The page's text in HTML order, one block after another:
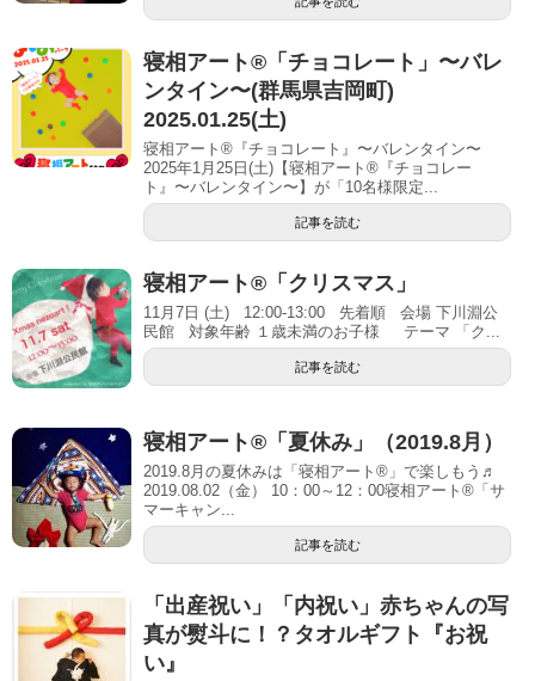
寝相アート®「チョコレート」〜バレ
ンタイン〜(群馬県吉岡町)
2025.01.25(土)
寝相アート®『チョコレート』〜バレンタイン〜
2025年1月25日(土)【寝相アート®︎『チョコレー
ト』〜バレンタイン〜】が「10名様限定...
記事を読む
寝相アート®「クリスマス」
11月7日 (土) 12:00-13:00 先着順 会場 下川淵公
民館 対象年齢 １歳未満のお子様 テーマ 「ク...
記事を読む
寝相アート®「夏休み」（2019.8月）
2019.8月の夏休みは「寝相アート®」で楽しもう♬
2019.08.02（金） 10：00～12：00寝相アート®「サ
マーキャン...
記事を読む
「出産祝い」「内祝い」赤ちゃんの写
真が熨斗に！？タオルギフト『お祝
い』